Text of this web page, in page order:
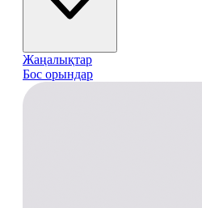
Жаңалықтар
Бос орындар